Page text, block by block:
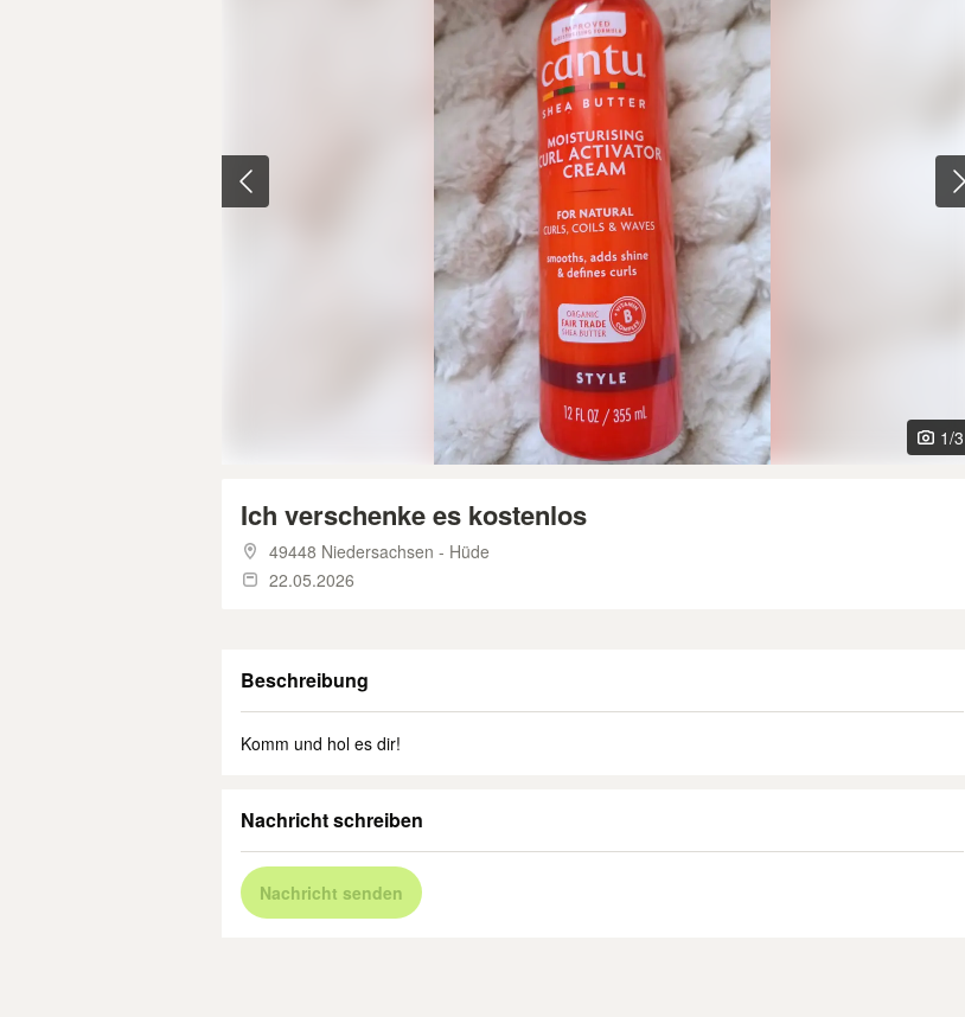
1/3
Ich verschenke es kostenlos
49448 Niedersachsen - Hüde
22.05.2026
Beschreibung
Komm und hol es dir!
Nachricht schreiben
Nachricht senden